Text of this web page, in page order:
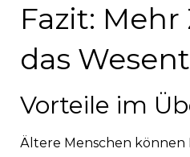
Fazit:
das
Vorteile im
Ältere Menschen können